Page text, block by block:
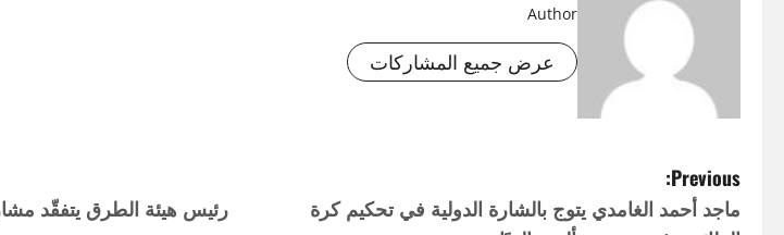
Author
عرض جميع المشاركات
P
Previous:
ماجد أحمد الغامدي يتوج بالشارة الدولية في تحكيم كرة
رئيس هيئة الطرق يتفقّد